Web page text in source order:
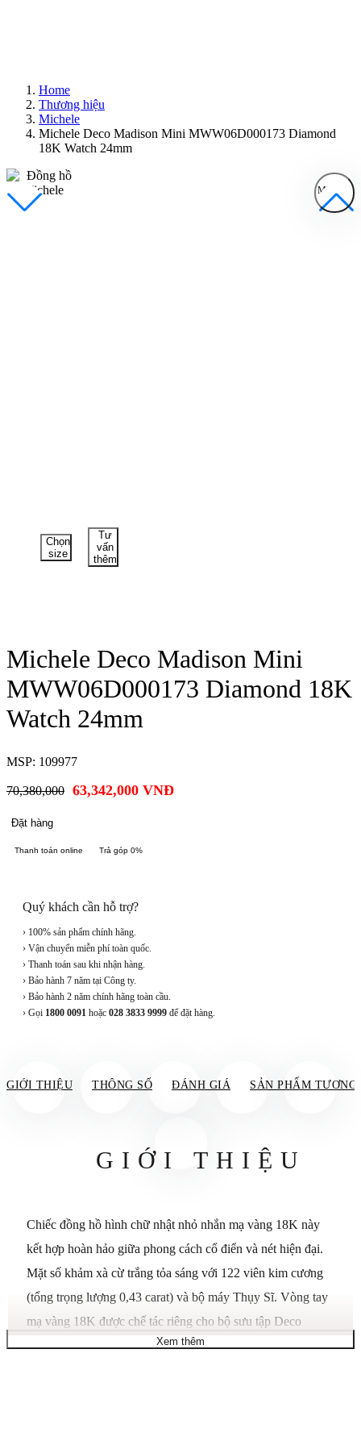
Home
Thương hiệu
Michele
Michele Deco Madison Mini MWW06D000173 Diamond
18K Watch 24mm
MENU
Đồng Hồ Nam
Chọn
size
Tư
vấn
thêm
Michele Deco Madison Mini
MWW06D000173 Diamond 18K
Watch 24mm
MSP: 109977
70,380,000 63,342,000 VNĐ
Đặt hàng
Thanh toán online Trả góp 0%
Quý khách cần hỗ trợ?
› 100% sản phẩm chính hãng.
› Vận chuyển miễn phí toàn quốc.
› Thanh toán sau khi nhận hàng.
› Bảo hành 7 năm tại Công ty.
› Bảo hành 2 năm chính hãng toàn cầu.
› Gọi 1800 0091 hoặc 028 3833 9999 để đặt hàng.
GIỚI THIỆU THÔNG SỐ ĐÁNH GIÁ SẢN PHẨM TƯƠNG
GIỚI THIỆU
Chiếc đồng hồ hình chữ nhật nhỏ nhắn mạ vàng 18K này
kết hợp hoàn hảo giữa phong cách cổ điển và nét hiện đại.
Mặt số khảm xà cừ trắng tỏa sáng với 122 viên kim cương
(tổng trọng lượng 0,43 carat) và bộ máy Thụy Sĩ. Vòng tay
mạ vàng 18K được chế tác riêng cho bộ sưu tập Deco
Madison Mini và có thể thay thế bằng bất kỳ dây đeo
Xem thêm